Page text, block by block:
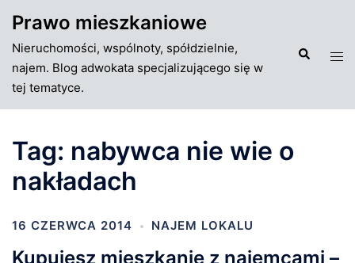
do
treści
Prawo mieszkaniowe
Nieruchomości, wspólnoty, spółdzielnie,
najem. Blog adwokata specjalizującego się w
tej tematyce.
Szukaj
Tag: nabywca nie wie o
nakładach
16 CZERWCA 2014 NAJEM LOKALU
Kupujesz mieszkanie z najemcami –